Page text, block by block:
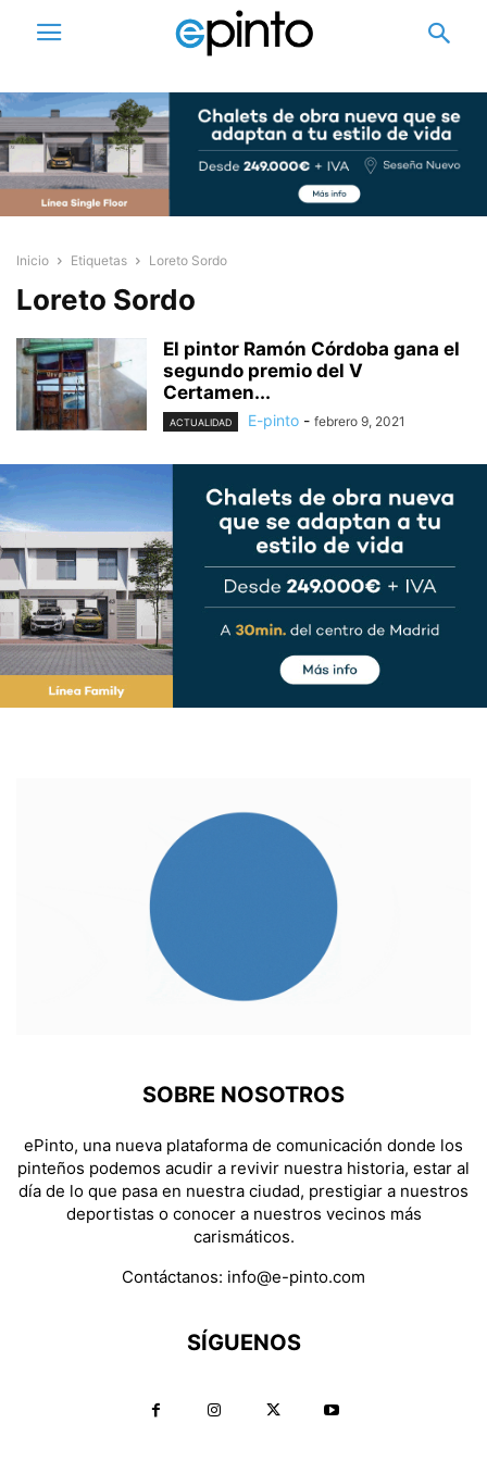
Inicio Etiquetas Loreto Sordo
Loreto Sordo
El pintor Ramón Córdoba gana el
segundo premio del V
Certamen...
ACTUALIDAD E-pinto - febrero 9, 2021
SOBRE NOSOTROS
ePinto, una nueva plataforma de comunicación donde los
pinteños podemos acudir a revivir nuestra historia, estar al
día de lo que pasa en nuestra ciudad, prestigiar a nuestros
deportistas o conocer a nuestros vecinos más
carismáticos.
Contáctanos: info@e-pinto.com
SÍGUENOS